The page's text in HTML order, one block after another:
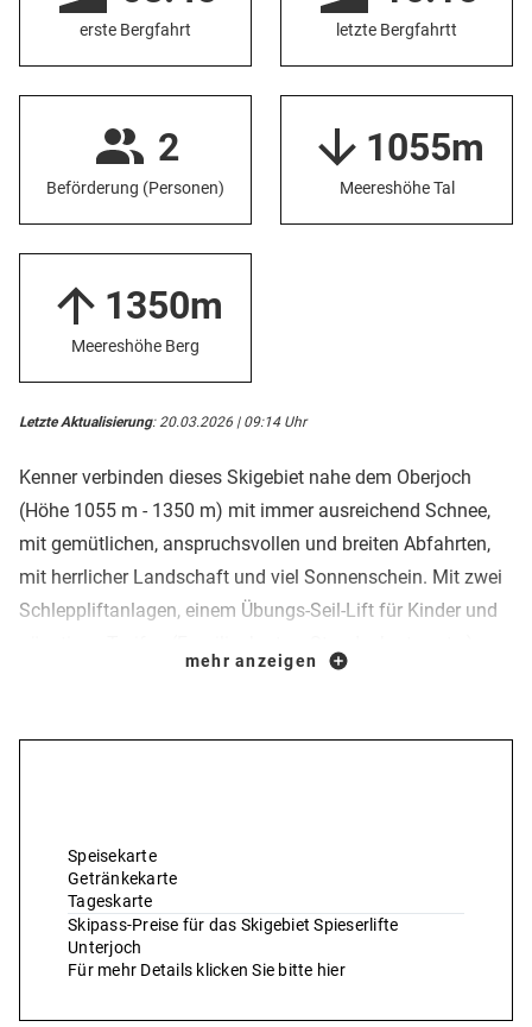
erste Bergfahrt letzte Bergfahrtt
2
Beförderung (Personen)
1055m
Meereshöhe Tal
1350m
Meereshöhe Berg
Letzte Aktualisierung: 20.03.2026 | 09:14 Uhr
Kenner verbinden dieses Skigebiet nahe dem Oberjoch
(Höhe 1055 m - 1350 m) mit immer ausreichend Schnee,
mit gemütlichen, anspruchsvollen und breiten Abfahrten,
mit herrlicher Landschaft und viel Sonnenschein. Mit zwei
Schleppliftanlagen, einem Übungs-Seil-Lift für Kinder und
bieten die Spieserlifte Wintersportgenuss für alle
überschaubares Skigebiet, das deshalb sehr beliebt bei
Abfahrten am großen Spieserlift. Für die Kleinen bringt die
Waldabfahrt viel Spaß mit sich. Am kleinen Spieserlift sorgt
ein Kinder–FunPark für Vergnügen und Abwechslung.
mehr anzeigen
Speisekarte
Getränkekarte
Tageskarte
Skipass-Preise für das Skigebiet Spieserlifte
Unterjoch
Für mehr Details klicken Sie bitte hier